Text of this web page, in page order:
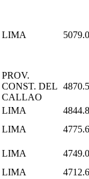
LIMA
PROV.
CONST. DEL
CALLAO
LIMA
LIMA
LIMA
LIMA